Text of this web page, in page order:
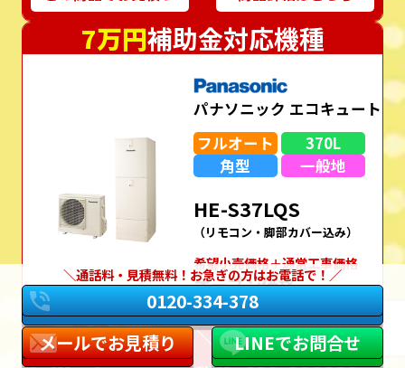
7万円補助金対応機種
パナソニック エコキュート
フルオート
370L
角型
一般地
HE-S37LQS
（リモコン・脚部カバー込み）
希望⼩売価格＋通常⼯事価格
オープン価格
W保証
＼工事費コミコミ／
通話料・見積無料！お急ぎの方はお電話で！
0120-334-378
メールでお見積り
LINEでお問合せ